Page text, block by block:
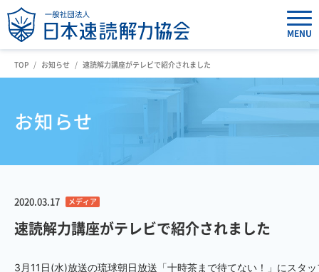
MENU
TOP お知らせ 速読解力講座がテレビで紹介されました
お知らせ
2020.03.17 メディア
速読解力講座がテレビで紹介されました
3月11日(水)放送の琉球朝日放送「十時茶まで待てない！」にスタ